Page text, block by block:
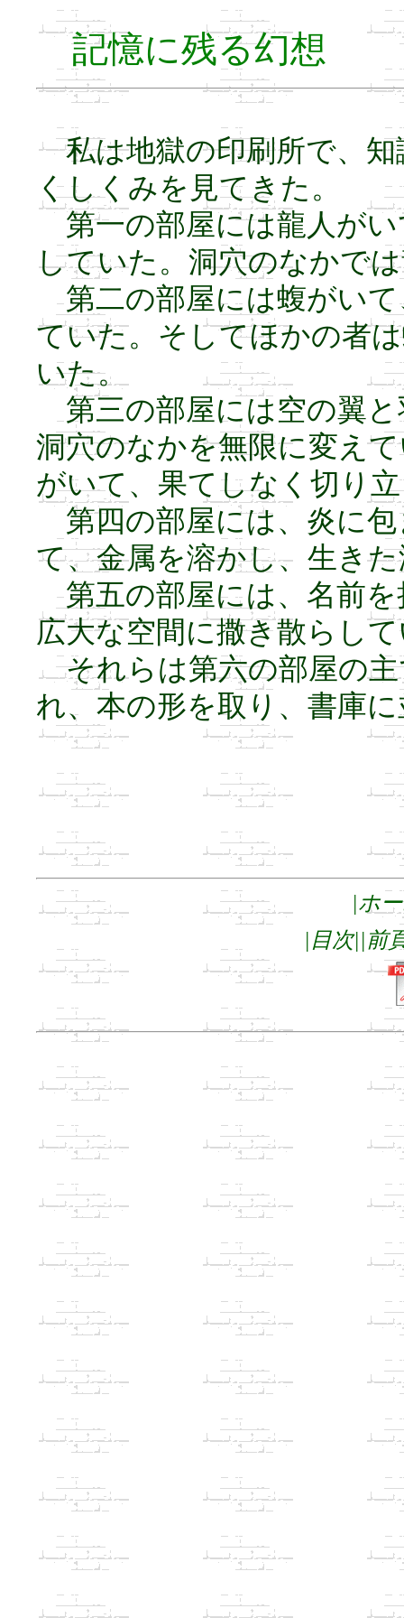
記憶に残る幻想
私は地獄の印刷所で、知
くしくみを見てきた。
第一の部屋には龍人が
していた。洞穴のなかで
第二の部屋には蝮がい
ていた。そしてほかの者
いた。
第三の部屋には空の翼
洞穴のなかを無限に変え
がいて、果てしなく切り
第四の部屋には、炎に
て、金属を溶かし、生き
第五の部屋には、名前を
広大な空間に撒き散らし
それらは第六の部屋の主
れ、本の形を取り、書庫
|ホ
|目次||前